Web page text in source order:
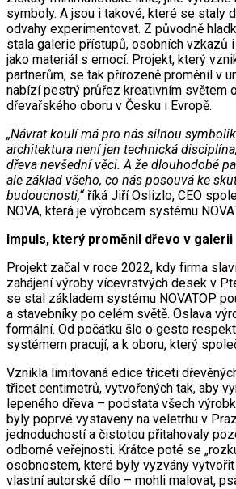
symboly. A jsou i takové, které se staly
odvahy experimentovat. Z původně
stala galerie přístupů, osobních vzkazů
jako materiál s emocí. Projekt, který
partnerům, se tak přirozeně proměnil v
nabízí pestrý průřez kreativním světem
dřevařského oboru v Česku i Evropě.
„Návrat koulí má pro nás silnou
architektura není jen technická
dřeva nevšední věci. A že dlouhodobé
ale základ všeho, co nás posouvá ke
budoucnosti,“říká Jiří Oslizlo, CEO
NOVA, která je výrobcem systému
Impuls, který proměnil dřevo v galerii
Projekt začal v roce 2022, kdy firma
zahájení výroby vícevrstvých desek v
se stal základem systému NOVATOP
a stavebníky po celém světě. Oslava
formální. Od počátku šlo o gesto
systémem pracují, a k oboru, který
Vznikla limitovaná edice třiceti
třicet centimetrů, vytvořených tak, aby
lepeného dřeva – podstata všech
byly poprvé vystaveny na veletrhu v
jednoduchostí a čistotou přitahovaly
odborné veřejnosti. Krátce poté se
osobnostem, které byly vyzvány vytvořit
vlastní autorské dílo – mohli malovat,